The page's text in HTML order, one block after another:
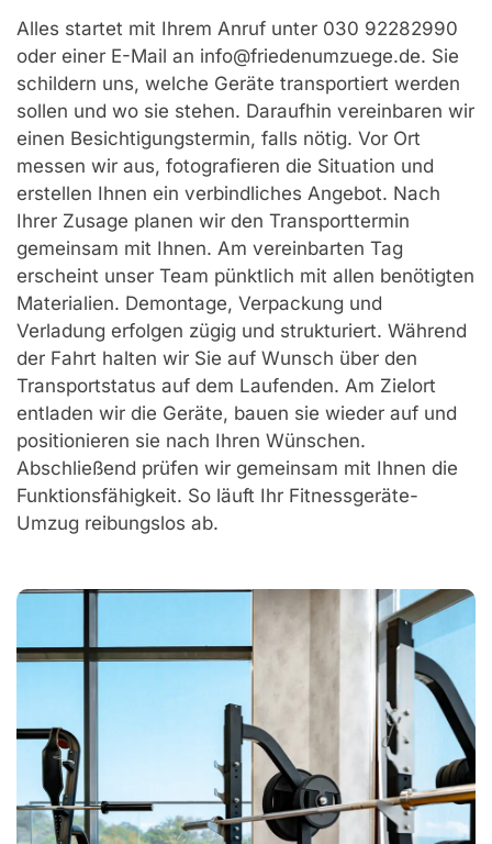
Alles startet mit Ihrem Anruf unter 030 92282990
oder einer E-Mail an info@friedenumzuege.de. Sie
schildern uns, welche Geräte transportiert werden
sollen und wo sie stehen. Daraufhin vereinbaren wir
einen Besichtigungstermin, falls nötig. Vor Ort
messen wir aus, fotografieren die Situation und
erstellen Ihnen ein verbindliches Angebot. Nach
Ihrer Zusage planen wir den Transporttermin
gemeinsam mit Ihnen. Am vereinbarten Tag
erscheint unser Team pünktlich mit allen benötigten
Materialien. Demontage, Verpackung und
Verladung erfolgen zügig und strukturiert. Während
der Fahrt halten wir Sie auf Wunsch über den
Transportstatus auf dem Laufenden. Am Zielort
entladen wir die Geräte, bauen sie wieder auf und
positionieren sie nach Ihren Wünschen.
Abschließend prüfen wir gemeinsam mit Ihnen die
Funktionsfähigkeit. So läuft Ihr Fitnessgeräte-
Umzug reibungslos ab.